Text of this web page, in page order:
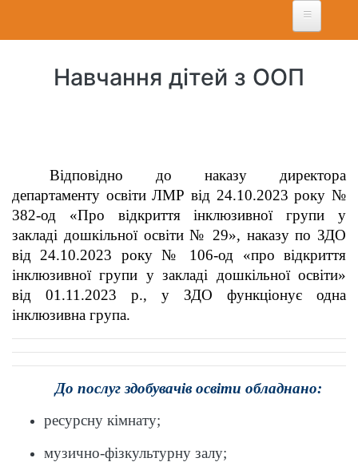
вмісту
Навчання дітей з ООП
Відповідно до наказу директора
департаменту освіти ЛМР від 24.10.2023 року №
382-од «Про відкриття інклюзивної групи у
закладі дошкільної освіти № 29», наказу по ЗДО
від 24.10.2023 року № 106-од «про відкриття
інклюзивної групи у закладі дошкільної освіти»
від 01.11.2023 р., у ЗДО функціонує одна
інклюзивна група.
До послуг здобувачів освіти обладнано:
ресурсну кімнату;
музично-фізкультурну залу;